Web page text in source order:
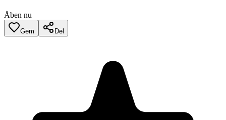
Åben nu
Gem Del